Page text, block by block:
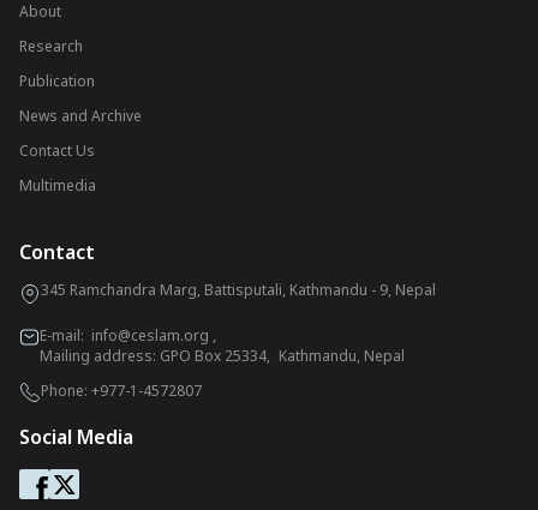
About
Research
Publication
News and Archive
Contact Us
Multimedia
Contact
345 Ramchandra Marg, Battisputali, Kathmandu - 9, Nepal
E-mail: info@ceslam.org ,
Mailing address: GPO Box 25334, Kathmandu, Nepal
Phone: +977-1-4572807
Social Media